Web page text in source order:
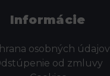
Informácie
osobných údajov
od zmluvy